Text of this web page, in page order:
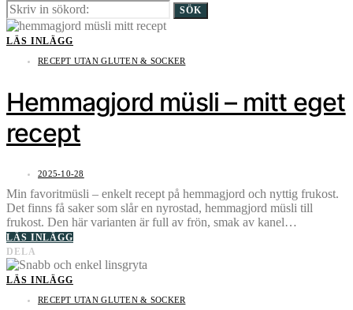
SÖK
LÄS INLÄGG
RECEPT UTAN GLUTEN & SOCKER
Hemmagjord müsli – mitt eget
recept
2025-10-28
Min favoritmüsli – enkelt recept på hemmagjord och nyttig frukost.
Det finns få saker som slår en nyrostad, hemmagjord müsli till
frukost. Den här varianten är full av frön, smak av kanel…
LÄS INLÄGG
DELA
LÄS INLÄGG
RECEPT UTAN GLUTEN & SOCKER